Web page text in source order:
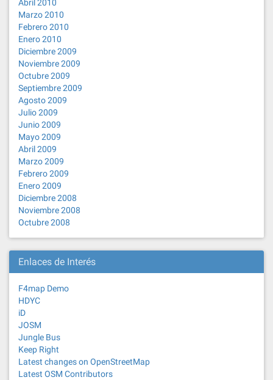
Abril 2010
Marzo 2010
Febrero 2010
Enero 2010
Diciembre 2009
Noviembre 2009
Octubre 2009
Septiembre 2009
Agosto 2009
Julio 2009
Junio 2009
Mayo 2009
Abril 2009
Marzo 2009
Febrero 2009
Enero 2009
Diciembre 2008
Noviembre 2008
Octubre 2008
Enlaces de Interés
F4map Demo
HDYC
iD
JOSM
Jungle Bus
Keep Right
Latest changes on OpenStreetMap
Latest OSM Contributors